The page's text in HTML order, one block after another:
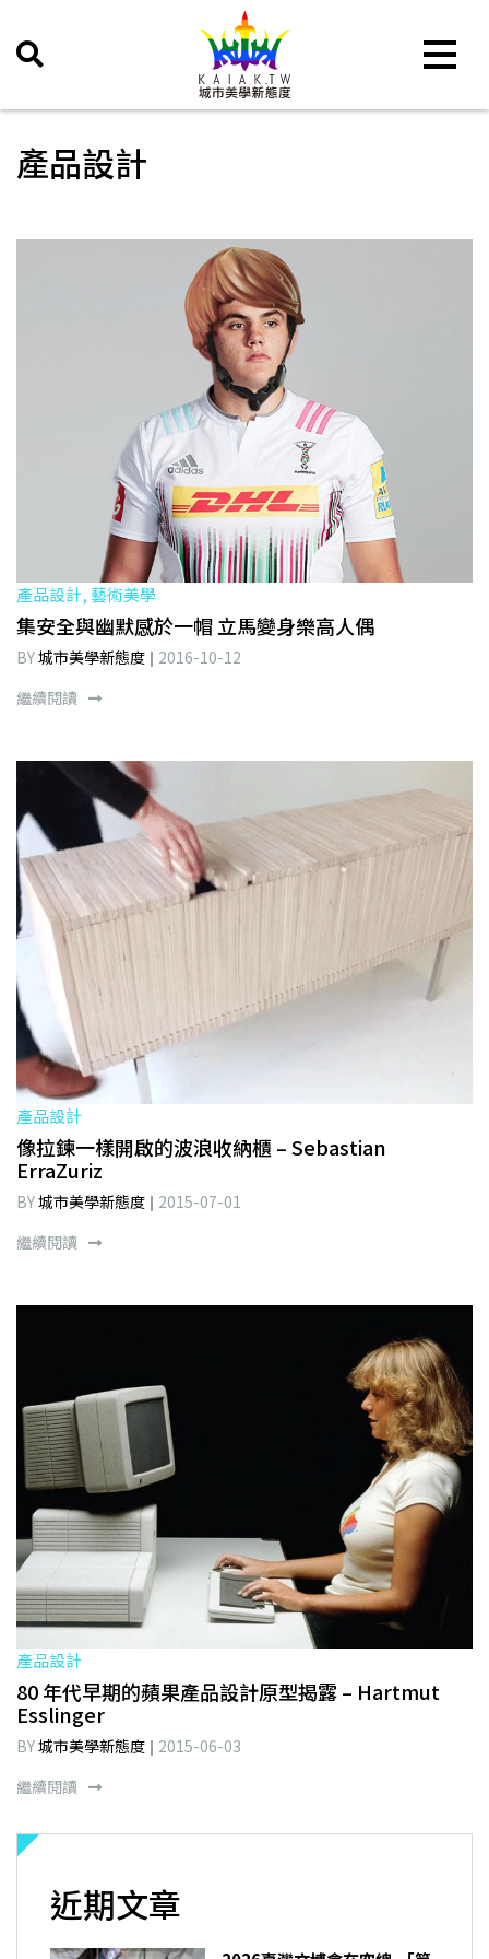
Toggle
產品設計
產品設計, 藝術美學
集安全與幽默感於一帽 立馬變身樂高人偶
BY城市美學新態度
2016-10-12
繼續閱讀
產品設計
像拉鍊一樣開啟的波浪收納櫃 – Sebastian
ErraZuriz
BY城市美學新態度
2015-07-01
繼續閱讀
產品設計
80 年代早期的蘋果產品設計原型揭露 – Hartmut
Esslinger
BY城市美學新態度
2015-06-03
繼續閱讀
近期文章